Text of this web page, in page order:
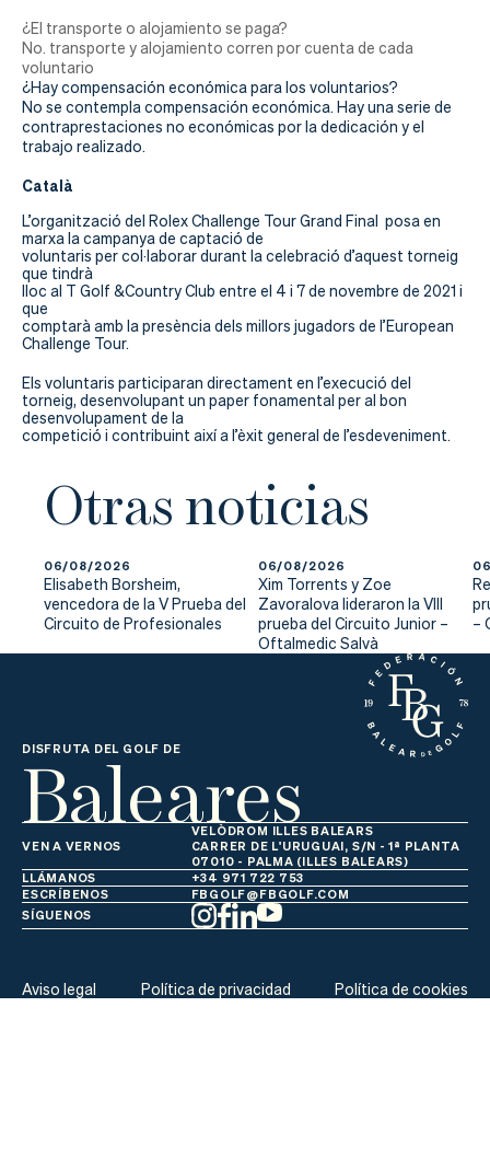
¿El transporte o alojamiento se paga?
No. transporte y alojamiento corren por cuenta de cada
voluntario
¿Hay compensación económica para los voluntarios?
No se contempla compensación económica. Hay una serie de
contraprestaciones no económicas por la dedicación y el
trabajo realizado.
Català
L’organització del Rolex Challenge Tour Grand Final posa en
marxa la campanya de captació de
voluntaris per col·laborar durant la celebració d’aquest torneig
que tindrà
lloc al T Golf &Country Club entre el 4 i 7 de novembre de 2021 i
que
comptarà amb la presència dels millors jugadors de l’European
Challenge Tour.
Els voluntaris participaran directament en l’execució del
torneig, desenvolupant un paper fonamental per al bon
desenvolupament de la
competició i contribuint així a l’èxit general de l’esdeveniment.
Otras noticias
06/08/2026
Elisabeth Borsheim,
vencedora de la V Prueba del
Circuito de Profesionales
06/08/2026
Xim Torrents y Zoe
Zavoralova lideraron la VIII
prueba del Circuito Junior –
Oftalmedic Salvà
–
DISFRUTA DEL GOLF DE
Baleares
VEN A VERNOS
VELÒDROM ILLES BALEARS
CARRER DE L'URUGUAI, S/N - 1ª PLANTA
07010 - PALMA (ILLES BALEARS)
LLÁMANOS
+34 971 722 753
ESCRÍBENOS
FBGOLF@FBGOLF.COM
SÍGUENOS
Aviso legal Política de privacidad Política de cookies